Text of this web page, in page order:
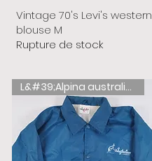
Vintage 70's Levi's western
blouse M
Rupture de stock
L&#39;Alpina australienne